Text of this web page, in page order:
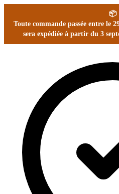
📦
Toute commande passée entre le
sera expédiée à partir du 3